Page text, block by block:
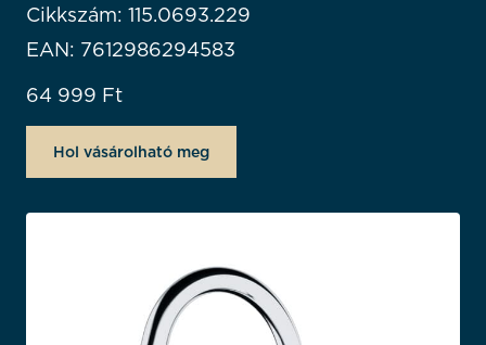
Cikkszám: 115.0693.229
EAN: 7612986294583
64 999 Ft
Hol vásárolható meg